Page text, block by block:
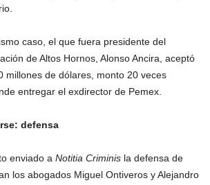
caso, el que fuera presidente del
de Altos Hornos, Alonso Ancira, aceptó
millones de dólares, monto 20 veces
entregar el exdirector de Pemex.
defensa
enviado a Notitia Criminis la defensa de
los abogados Miguel Ontiveros y Alejandro